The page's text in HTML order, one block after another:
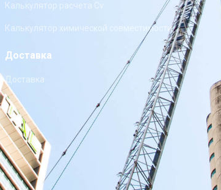
Калькулятор расчета Cv
Калькулятор химической совместимости
Доставка
Доставка